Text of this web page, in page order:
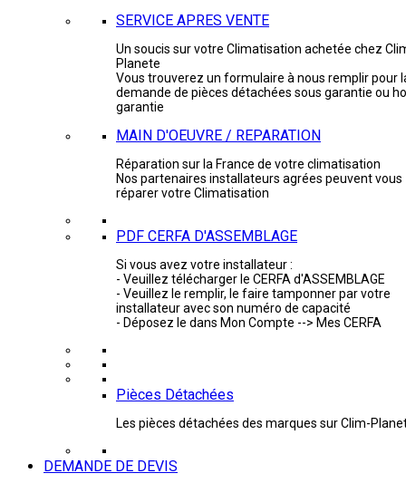
SERVICE APRES VENTE
Un soucis sur votre Climatisation achetée chez
Planete
Vous trouverez un formulaire à nous remplir pour
demande de pièces détachées sous garantie ou
garantie
MAIN D'OEUVRE / REPARATION
Réparation sur la France de votre climatisation
Nos partenaires installateurs agrées peuvent vous
réparer votre Climatisation
PDF CERFA D'ASSEMBLAGE
Si vous avez votre installateur :
- Veuillez télécharger le CERFA d'ASSEMBLAGE
- Veuillez le remplir, le faire tamponner par votre
installateur avec son numéro de capacité
- Déposez le dans Mon Compte --> Mes CERFA
Pièces Détachées
Les pièces détachées des marques sur Clim-
DEMANDE DE DEVIS